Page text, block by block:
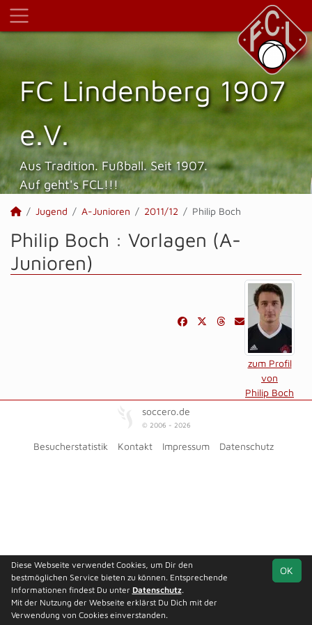
FC Lindenberg 1907
e.V.
Aus Tradition. Fußball. Seit 1907.
Auf geht's FCL!!!
Jugend A-Junioren 2011/12 Philip Boch
Philip Boch : Vorlagen (A-
Junioren)
zum Profil
von
Philip Boch
soccero.de
© 2006 - 2026
Besucherstatistik Kontakt Impressum Datenschutz
OK
Diese Webseite verwendet Cookies, um Dir den
bestmöglichen Service bieten zu können. Entsprechende
Informationen findest Du unter Datenschutz.
Mit der Nutzung der Webseite erklärst Du Dich mit der
Verwendung von Cookies einverstanden.